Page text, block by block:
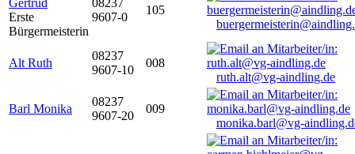
Gertrud
Erste
Bürgermeisterin
08237
9607-0
105
Alt Ruth
08237
9607-10
008
ruth.alt@vg-aindling.de
Barl Monika
08237
9607-20
009
monika.barl@vg-